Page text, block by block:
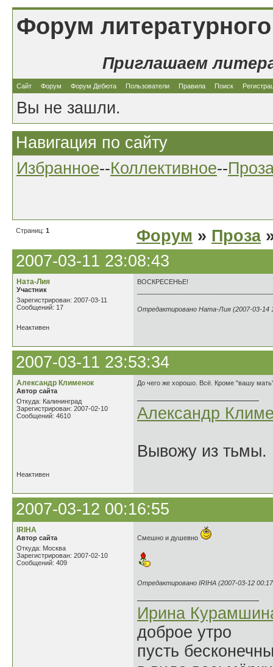
Форум
Приглашаем
Сайт Форум Форум Дебюта Пользователи Правила Поиск
Вы не зашли.
Навигация по сайту
Избранное--Коллективное--
Страниц: 1 Форум » Проза
2007-03-11 23:08:43
Ната-Лия
Участник
Зарегистрирован: 2007-03-11
Сообщений: 17
ВОСКРЕСЕНЬЕ!
Отредактировано Ната-Лия (2007-03-14
Неактивен
2007-03-11 23:53:34
Александр Клименок
Автор сайта
Откуда: Калининград
Зарегистрирован: 2007-02-10
Сообщений: 4610
До чего же хорошо. Всё. Кроме "вашу
Александр
Вывожу из тьмы.
Неактивен
2007-03-12 00:16:55
IRIHA
Автор сайта
Откуда: Москва
Зарегистрирован: 2007-02-10
Сообщений: 409
Смешно и душевно
Отредактировано IRIHA (2007-03-12
Ирина
доброе утро
пусть